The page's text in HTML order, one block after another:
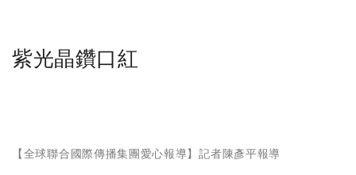
紫光晶鑽口紅
【全球聯合國際傳播集團愛心報導】記者陳彥平報導